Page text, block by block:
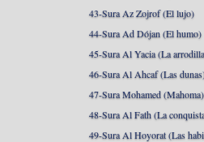
43-Sura Az Zojrof (El lujo)
44-Sura Ad Dójan (El humo)
45-Sura Al Yacia (La
46-Sura Al Ahcaf (Las
47-Sura Mohamed (Mahoma)
48-Sura Al Fath (La
49-Sura Al Hoyorat (Las